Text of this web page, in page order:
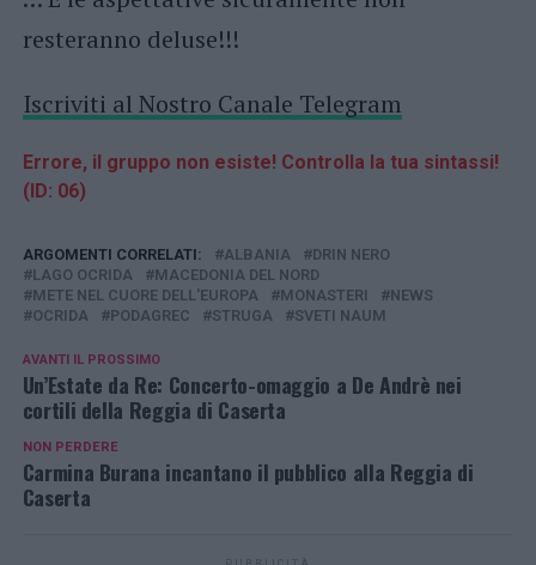
resteranno deluse!!!
Iscriviti al Nostro Canale Telegram
Errore, il gruppo non esiste! Controlla la tua sintassi!
(ID: 06)
ARGOMENTI CORRELATI: ALBANIA
DRIN NERO
LAGO OCRIDA
MACEDONIA DEL NORD
METE NEL CUORE DELL'EUROPA
MONASTERI
NEWS
OCRIDA
PODAGREC STRUGA SVETI NAUM
AVANTI IL ​​PROSSIMO
Un’Estate da Re: Concerto-omaggio a De Andrè nei
cortili della Reggia di Caserta
NON PERDERE
Carmina Burana incantano il pubblico alla Reggia di
Caserta